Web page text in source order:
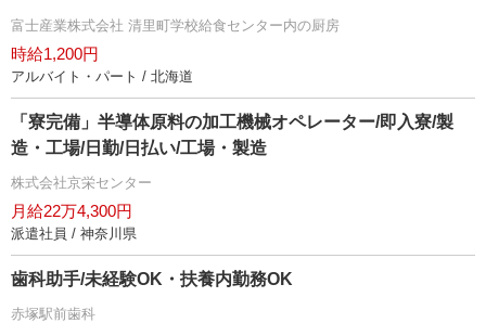
富士産業株式会社 清里町学校給食センター内の厨房
時給1,200円
アルバイト・パート / 北海道
「寮完備」半導体原料の加工機械オペレーター/即入寮/製
造・工場/日勤/日払い/工場・製造
株式会社京栄センター
月給22万4,300円
派遣社員 / 神奈川県
歯科助手/未経験OK・扶養内勤務OK
赤塚駅前歯科